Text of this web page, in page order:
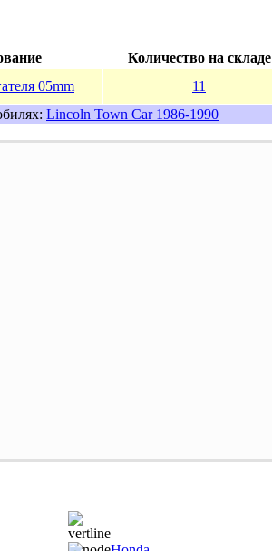
Количество на складе
05mm 11
Lincoln Town Car 1986-1990